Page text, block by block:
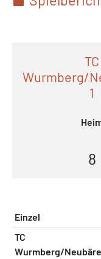
TC
Wurmberg/
1
8
Einzel
TC
Wurmberg/